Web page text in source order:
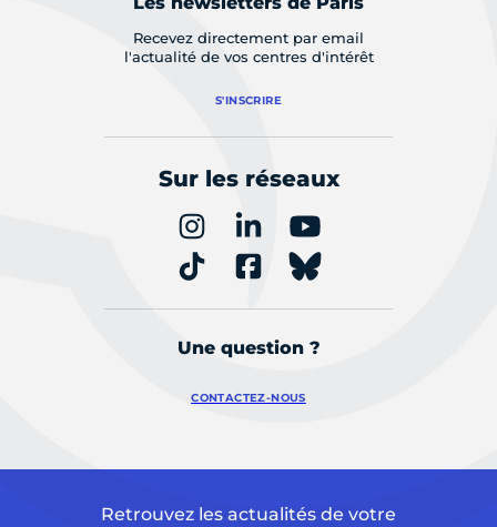
Recevez directement par email
l'actualité de vos centres d'intérêt
S'INSCRIRE
Sur les réseaux
Une question ?
CONTACTEZ-NOUS
Retrouvez les actualités de votre